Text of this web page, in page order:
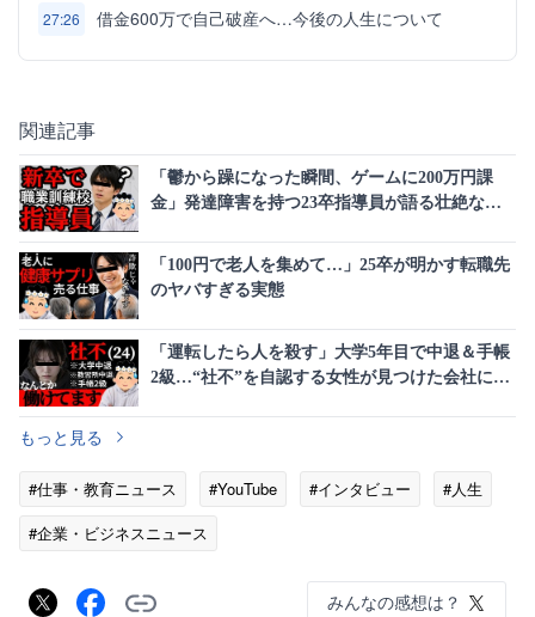
27:26 借金600万で自己破産へ…今後の人生について
関連記事
「鬱から躁になった瞬間、ゲームに200万円課
金」発達障害を持つ23卒指導員が語る壮絶な休
「100円で老人を集めて…」25卒が明かす転職先
のヤバすぎる実態
「運転したら人を殺す」大学5年目で中退＆手帳
2級…“社不”を自認する女性が見つけた会社に属
もっと見る
#仕事・教育ニュース #YouTube #インタビュー
#人生
#企業・ビジネスニュース
みんなの感想は？